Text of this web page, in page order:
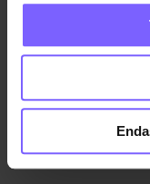
Samla in
som kan ha en
Identifiera
för specifika
Ta reda på mer om
Du kan ändra eller
helst från cookie-